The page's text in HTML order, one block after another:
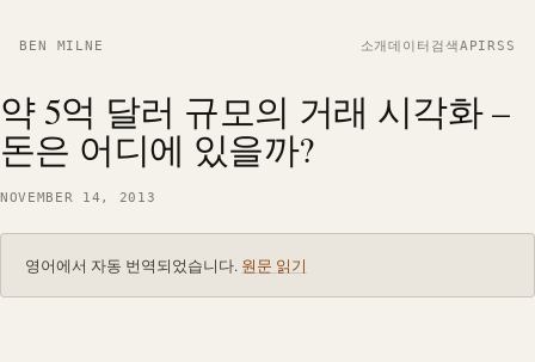
BEN MILNE 소개데이터 검색APIRSS
약 5억 달러 규모의 거래 시각화 –
돈은 어디에 있을까?
NOVEMBER 14, 2013
영어에서 자동 번역되었습니다. 원문 읽기